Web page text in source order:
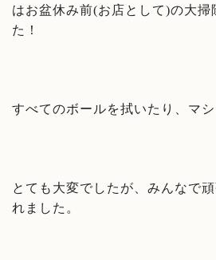
はお盆休み前(お店として)の大掃
た！
すべてのボールを拭いたり、マシ
とても大変でしたが、みんなで
れました。